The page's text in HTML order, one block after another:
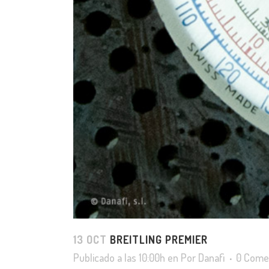
13 OCT BREITLING PREMIER
Publicado a las 10:00h en Por Danafi
0